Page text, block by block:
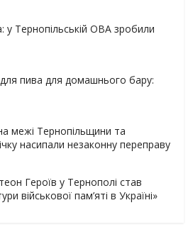
у Тернопільській ОВА зробили
пива для домашнього бару:
межі Тернопільщини та
насипали незаконну переправу
Героїв у Тернополі став
військової пам’яті в Україні»